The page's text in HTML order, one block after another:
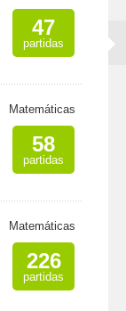
47
partidas
Matemáticas
58
partidas
Matemáticas
226
partidas